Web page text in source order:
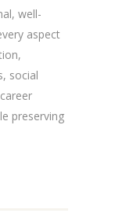
well-
aspect
social
preserving